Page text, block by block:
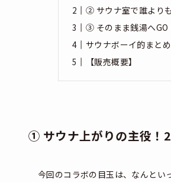
② サウナ室で誰より
③ そのまま銭湯へGO
サウナボーイ的まと
【販売概要】
① サウナ上がりの主役！
今回のコラボの目玉は、なんとい